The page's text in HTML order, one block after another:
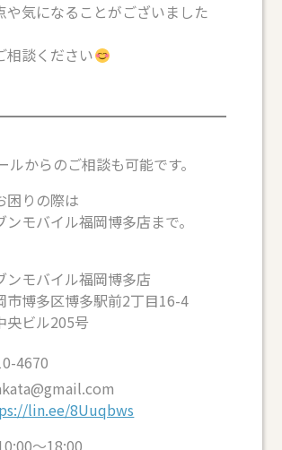
や気になることがございました
相談ください
ルからのご相談も可能です。
困りの際は
ンモバイル福岡博多店まで。
ンモバイル福岡博多店
市博多区博多駅前2丁目16-4
央ビル205号
4670
lin.ee/8Uuqbws
～18:00